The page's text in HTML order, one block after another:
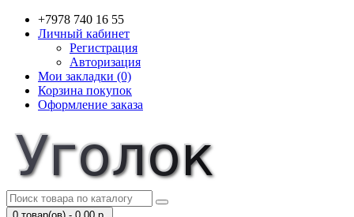
+7978 740 16 55
Личный кабинет
Регистрация
Авторизация
Мои закладки (0)
Корзина покупок
Оформление заказа